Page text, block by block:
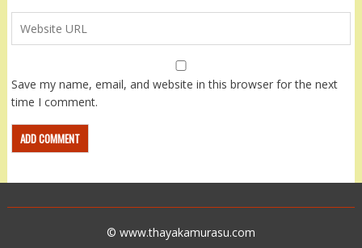
Save my name, email, and website in this browser for the next
time I comment.
© www.thayakamurasu.com